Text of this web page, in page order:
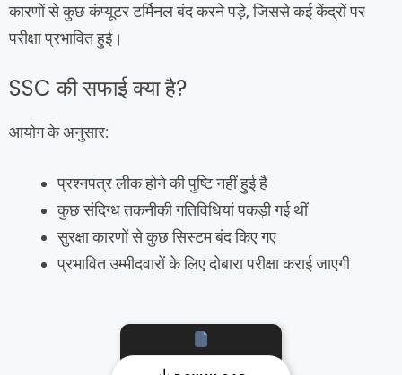
कारणों से कुछ कंप्यूटर टर्मिनल बंद करने पड़े, जिससे कई केंद्रों पर
परीक्षा प्रभावित हुई।
SSC की सफाई क्या है?
आयोग के अनुसार:
प्रश्नपत्र लीक होने की पुष्टि नहीं हुई है
कुछ संदिग्ध तकनीकी गतिविधियां पकड़ी गई थीं
सुरक्षा कारणों से कुछ सिस्टम बंद किए गए
प्रभावित उम्मीदवारों के लिए दोबारा परीक्षा कराई जाएगी